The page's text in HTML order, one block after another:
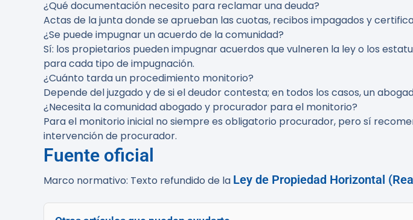
¿Qué documentación necesito para reclamar una deuda?
Actas de la junta donde se aprueban las cuotas, recibos impagados y
¿Se puede impugnar un acuerdo de la comunidad?
Sí: los propietarios pueden impugnar acuerdos que vulneren la ley o los
para cada tipo de impugnación.
¿Cuánto tarda un procedimiento monitorio?
Depende del juzgado y de si el deudor contesta; en todos los casos, un
¿Necesita la comunidad abogado y procurador para el monitorio?
Para el monitorio inicial no siempre es obligatorio procurador, pero sí
intervención de procurador.
Fuente oficial
Marco normativo: Texto refundido de la Ley de Propiedad Horizontal